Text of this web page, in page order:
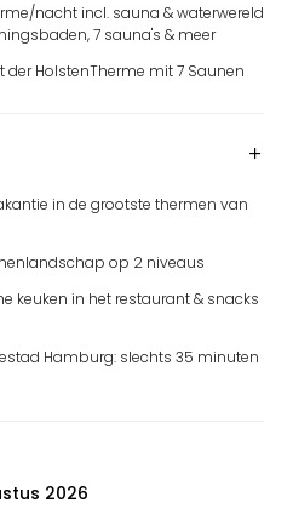
nacht incl. sauna & waterwereld
7 sauna's & meer
der HolstenTherme mit 7 Saunen
in de grootste thermen van
op 2 niveaus
keuken in het restaurant & snacks
Hamburg: slechts 35 minuten
2026